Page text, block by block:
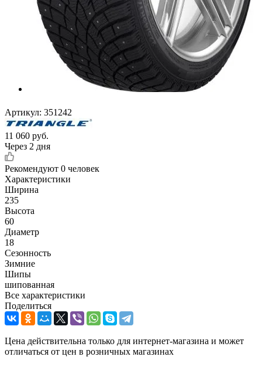
Артикул: 351242
11 060 руб.
Через 2 дня
Рекомендуют 0 человек
Характеристики
Ширина
235
Высота
60
Диаметр
18
Сезонность
Зимние
Шипы
шипованная
Все характеристики
Поделиться
Цена действительна только для интернет-магазина и может
отличаться от цен в розничных магазинах